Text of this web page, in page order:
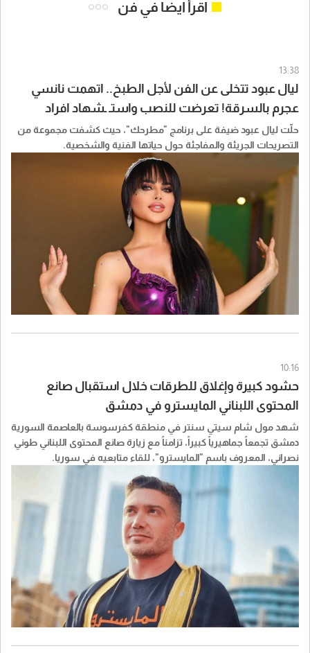
اقرأ ايضا في فن
13:38
ليال عبود تتخلى عن الفن لأجل الطبخ.. اتهمت نانسي
عجرم بالسرقة! تعرضت للنصب واستـ ـشهاد افراد
عائلتها
حلّت ليال عبود ضيفة على برنامج "مطرحك"، حيث كشفت مجموعة من
التصريحات الجريئة والمفاجئة حول حياتها الفنية والشخصية.
10:16
حشود كبيرة وإغلاق للطرقات خلال استقبال صانع
المحتوى اللبناني المايسترو في دمشق
شهد مول شام سيتي سنتر في منطقة كفرسوسة بالعاصمة السورية
دمشق تجمعاً جماهيرياً كبيراً، تزامناً مع زيارة صانع المحتوى اللبناني طوني
نصراني، المعروف باسم "المايسترو"، للقاء متابعيه في سوريا.